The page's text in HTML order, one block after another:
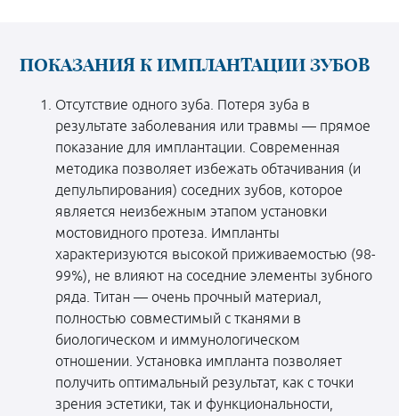
ПОКАЗАНИЯ К ИМПЛАНТАЦИИ ЗУБОВ
Отсутствие одного зуба. Потеря зуба в
результате заболевания или травмы — прямое
показание для имплантации. Современная
методика позволяет избежать обтачивания (и
депульпирования) соседних зубов, которое
является неизбежным этапом установки
мостовидного протеза. Импланты
характеризуются высокой приживаемостью (98-
99%), не влияют на соседние элементы зубного
ряда. Титан — очень прочный материал,
полностью совместимый с тканями в
биологическом и иммунологическом
отношении. Установка импланта позволяет
получить оптимальный результат, как с точки
зрения эстетики, так и функциональности,